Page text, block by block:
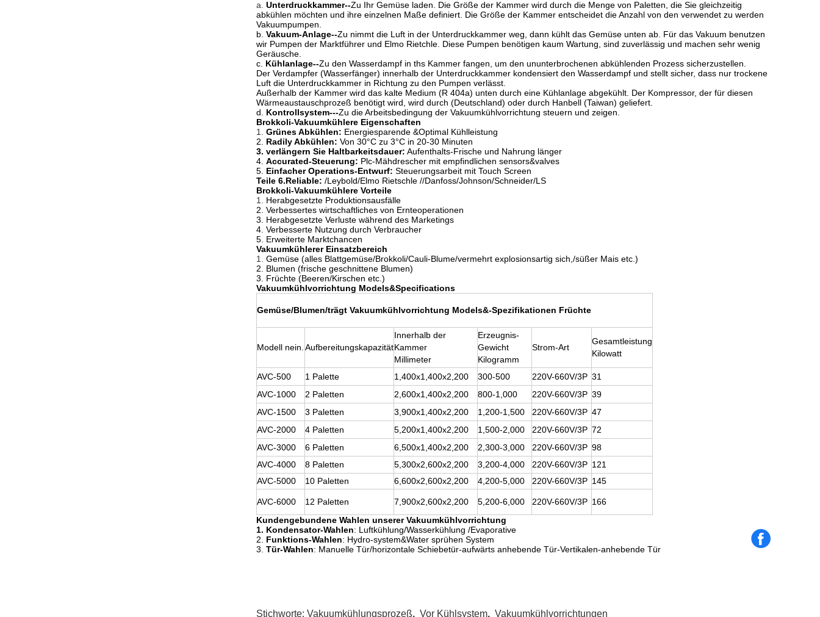
a. Unterdruckkammer--Zu Ihr Gemüse laden. Die Größe der Kammer wird durch die Menge von Paletten, die Sie gleichzeitig
abkühlen möchten und ihre einzelnen Maße definiert. Die Größe der Kammer entscheidet die Anzahl von den verwendet zu werden
Vakuumpumpen.
b. Vakuum-Anlage--Zu nimmt die Luft in der Unterdruckkammer weg, dann kühlt das Gemüse unten ab. Für das Vakuum benutzen
wir Pumpen der Marktführer und Elmo Rietchle. Diese Pumpen benötigen kaum Wartung, sind zuverlässig und machen sehr wenig
Geräusche.
c. Kühlanlage--Zu den Wasserdampf in ths Kammer fangen, um den ununterbrochenen abkühlenden Prozess sicherzustellen.
Der Verdampfer (Wasserfänger) innerhalb der Unterdruckkammer kondensiert den Wasserdampf und stellt sicher, dass nur trockene
Luft die Unterdruckkammer in Richtung zu den Pumpen verlässt.
Außerhalb der Kammer wird das kalte Medium (R 404a) unten durch eine Kühlanlage abgekühlt. Der Kompressor, der für diesen
Wärmeaustauschprozeß benötigt wird, wird durch (Deutschland) oder durch Hanbell (Taiwan) geliefert.
d. Kontrollsystem---Zu die Arbeitsbedingung der Vakuumkühlvorrichtung steuern und zeigen.
Brokkoli-Vakuumkühlere Eigenschaften
1. Grünes Abkühlen: Energiesparende &Optimal Kühlleistung
2. Radily Abkühlen: Von 30°C zu 3°C in 20-30 Minuten
3. verlängern Sie Haltbarkeitsdauer: Aufenthalts-Frische und Nahrung länger
4. Accurated-Steuerung: Plc-Mähdrescher mit empfindlichen sensors&valves
5. Einfacher Operations-Entwurf: Steuerungsarbeit mit Touch Screen
Teile 6.Reliable: /Leybold/Elmo Rietschle //Danfoss/Johnson/Schneider/LS
Brokkoli-Vakuumkühlere Vorteile
1. Herabgesetzte Produktionsausfälle
2. Verbessertes wirtschaftliches von Ernteoperationen
3. Herabgesetzte Verluste während des Marketings
4. Verbesserte Nutzung durch Verbraucher
5. Erweiterte Marktchancen
Vakuumkühlerer Einsatzbereich
1. Gemüse (alles Blattgemüse/Brokkoli/Cauli-Blume/vermehrt explosionsartig sich,/süßer Mais etc.)
2. Blumen (frische geschnittene Blumen)
3. Früchte (Beeren/Kirschen etc.)
Vakuumkühlvorrichtung Models&Specifications
Gemüse/Blumen/trägt Vakuumkühlvorrichtung Models&-Spezifikationen Früchte
Modell nein. Aufbereitungskapazität
Innerhalb der
Kammer
Millimeter
Erzeugnis-
Gewicht
Kilogramm
Strom-Art
Gesamtleistung
Kilowatt
AVC-500 1 Palette 1,400x1,400x2,200 300-500 220V-660V/3P 31
AVC-1000
2 Paletten 2,600x1,400x2,200 800-1,000 220V-660V/3P 39
AVC-1500
3 Paletten 3,900x1,400x2,200 1,200-1,500 220V-660V/3P 47
AVC-2000
4 Paletten 5,200x1,400x2,200 1,500-2,000 220V-660V/3P 72
AVC-3000
6 Paletten 6,500x1,400x2,200 2,300-3,000 220V-660V/3P 98
AVC-4000
8 Paletten 5,300x2,600x2,200 3,200-4,000 220V-660V/3P 121
AVC-5000
10 Paletten 6,600x2,600x2,200 4,200-5,000 220V-660V/3P 145
AVC-6000 12 Paletten 7,900x2,600x2,200 5,200-6,000 220V-660V/3P 166
Kundengebundene Wahlen unserer Vakuumkühlvorrichtung
1. Kondensator-Wahlen: Luftkühlung/Wasserkühlung /Evaporative
2. Funktions-Wahlen: Hydro-system&Water sprühen System
3. Tür-Wahlen: Manuelle Tür/horizontale Schiebetür-aufwärts anhebende Tür-Vertikalen-anhebende Tür
Stichworte: Vakuumkühlungsprozeß, Vor Kühlsystem, Vakuumkühlvorrichtungen